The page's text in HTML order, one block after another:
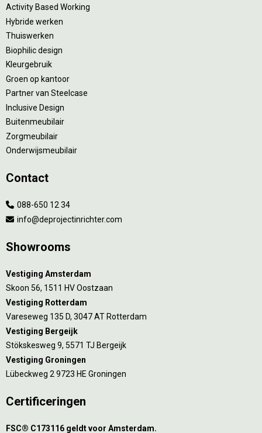
Activity Based Working
Hybride werken
Thuiswerken
Biophilic design
Kleurgebruik
Groen op kantoor
Partner van Steelcase
Inclusive Design
Buitenmeubilair
Zorgmeubilair
Onderwijsmeubilair
Contact
088-650 12 34
info@deprojectinrichter.com
Showrooms
Vestiging Amsterdam
Skoon 56, 1511 HV Oostzaan
Vestiging Rotterdam
Vareseweg 135 D, 3047 AT Rotterdam
Vestiging Bergeijk
Stökskesweg 9, 5571 TJ Bergeijk
Vestiging Groningen
Lübeckweg 2 9723 HE Groningen
Certificeringen
FSC® C173116 geldt voor Amsterdam.